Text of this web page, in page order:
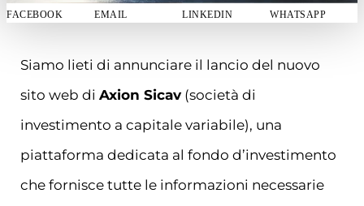
FACEBOOK EMAIL LINKEDIN WHATSAPP
Siamo lieti di annunciare il lancio del nuovo
sito web di Axion Sicav (società di
investimento a capitale variabile), una
piattaforma dedicata al fondo d’investimento
che fornisce tutte le informazioni necessarie